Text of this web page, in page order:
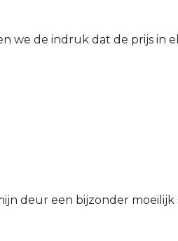
we de indruk dat de prijs in
deur een bijzonder